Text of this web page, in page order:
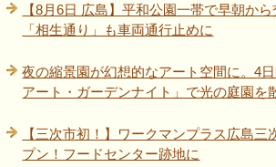
【8月6日 広島】平和公園一帯で早朝か
「相生通り」も車両通行止めに
夜の縮景園が幻想的なアート空間に。4
アート・ガーデンナイト」で光の庭園を
【三次市初！】ワークマンプラス広島三
プン！フードセンター跡地に